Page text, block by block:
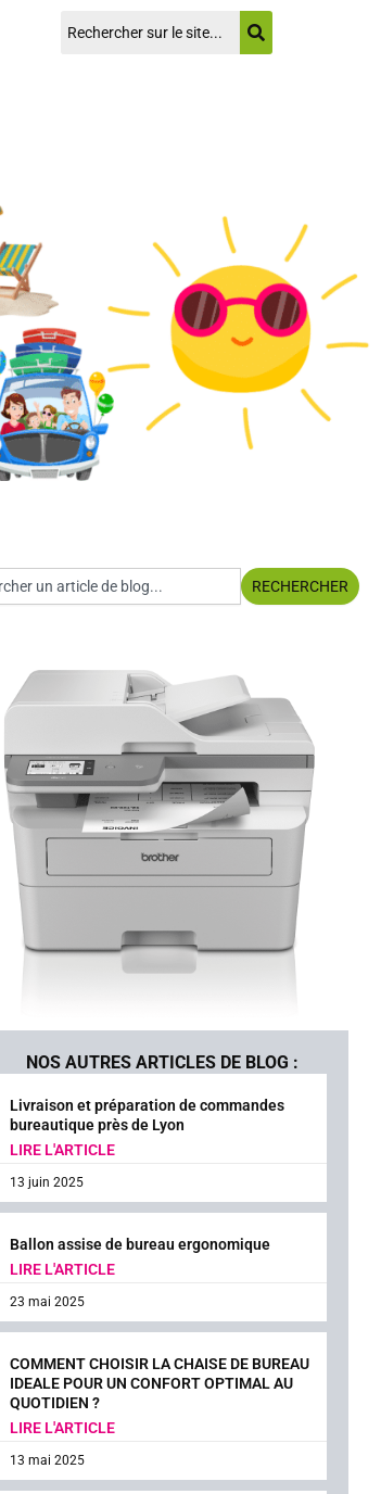
RECHERCHER
NOS AUTRES ARTICLES DE BLOG :
Livraison et préparation de commandes
bureautique près de Lyon
LIRE L'ARTICLE
13 juin 2025
Ballon assise de bureau ergonomique
LIRE L'ARTICLE
23 mai 2025
COMMENT CHOISIR LA CHAISE DE BUREAU
IDEALE POUR UN CONFORT OPTIMAL AU
QUOTIDIEN ?
LIRE L'ARTICLE
13 mai 2025